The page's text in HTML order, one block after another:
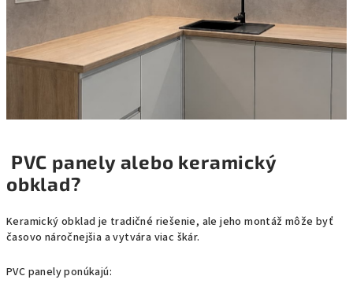
PVC panely alebo keramický
obklad?
Keramický obklad je tradičné riešenie, ale jeho montáž môže byť
časovo náročnejšia a vytvára viac škár.
PVC panely ponúkajú: